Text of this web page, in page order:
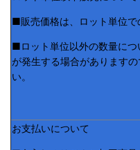
■販売価格は、ロット単位で
■ロット単位以外の数量に
が発生する場合があります
い。
お支払いについて